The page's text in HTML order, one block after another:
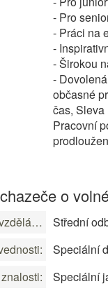
- Pro
- Práci na
-
- Širokou
-
občasné
čas, Sleva
Pracovní
o
Minimální dosažené vzdělání:
Střední
Speciální
Speciální